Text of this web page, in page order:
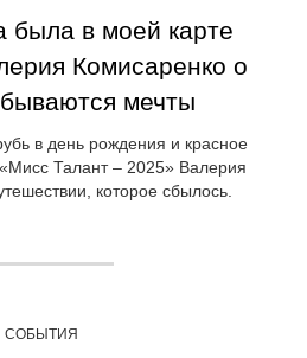
была в моей карте
Комисаренко о
мечты
в день рождения и красное
Талант – 2025» Валерия
которое сбылось.
СОБЫТИЯ